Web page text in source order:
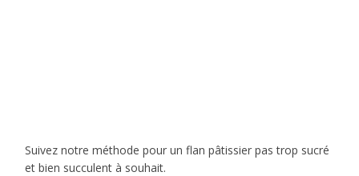
Suivez notre méthode pour un flan pâtissier pas trop sucré
et bien succulent à souhait.